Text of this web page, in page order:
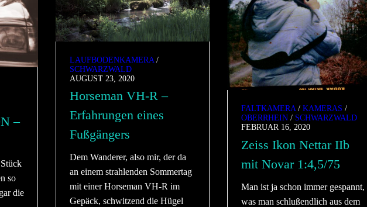
–
so
die
LAUFBODENKAMERA /
SCHWARZWALD
AUGUST 23, 2020
Horseman VH-R –
Erfahrungen eines
Fußgängers
Dem Wanderer, also mir, der da
an einem strahlenden Sommertag
mit einer Horseman VH-R im
Gepäck, schwitzend die Hügel
FALTKAMERA/KAMERAS /
OBERRHEIN / SCHWARZWALD
FEBRUAR 16, 2020
Zeiss Ikon Nettar IIb
mit Novar 1:4,5/75
Man ist ja schon immer gespannt,
was man schlußendlich aus dem